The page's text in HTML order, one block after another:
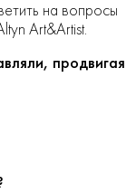
на вопросы
Art&Artist.
продвигая